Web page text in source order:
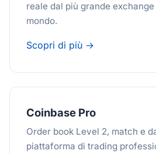
reale dal più grande
mondo.
Scopri di più →
Coinbase Pro
Order book Level 2, match e
piattaforma di trading